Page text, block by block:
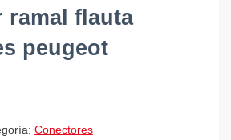
ramal flauta
peugeot
Conectores